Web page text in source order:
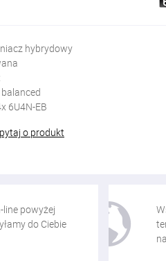
hybrydowy
balanced
6U4N-EB
o produkt
powyżej
do Ciebie